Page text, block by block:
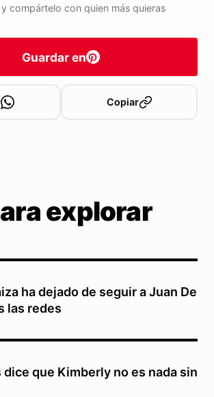
compártelo con quien más quieras
Guardar en
Copiar
explorar
ha dejado de seguir a Juan De
las redes
dice que Kimberly no es nada sin